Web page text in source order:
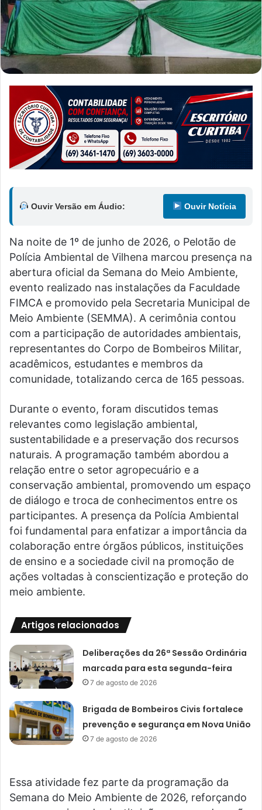
Ouvir Versão em Áudio: Ouvir Notícia
Na noite de 1º de junho de 2026, o Pelotão de
Polícia Ambiental de Vilhena marcou presença na
abertura oficial da Semana do Meio Ambiente,
evento realizado nas instalações da Faculdade
FIMCA e promovido pela Secretaria Municipal de
Meio Ambiente (SEMMA). A cerimônia contou
com a participação de autoridades ambientais,
representantes do Corpo de Bombeiros Militar,
acadêmicos, estudantes e membros da
comunidade, totalizando cerca de 165 pessoas.
Durante o evento, foram discutidos temas
relevantes como legislação ambiental,
sustentabilidade e a preservação dos recursos
naturais. A programação também abordou a
relação entre o setor agropecuário e a
conservação ambiental, promovendo um espaço
de diálogo e troca de conhecimentos entre os
participantes. A presença da Polícia Ambiental
foi fundamental para enfatizar a importância da
colaboração entre órgãos públicos, instituições
de ensino e a sociedade civil na promoção de
ações voltadas à conscientização e proteção do
meio ambiente.
Artigos relacionados
Deliberações da 26ª Sessão Ordinária
marcada para esta segunda-feira
7 de agosto de 2026
Brigada de Bombeiros Civis fortalece
prevenção e segurança em Nova União
7 de agosto de 2026
Essa atividade fez parte da programação da
Semana do Meio Ambiente de 2026, reforçando